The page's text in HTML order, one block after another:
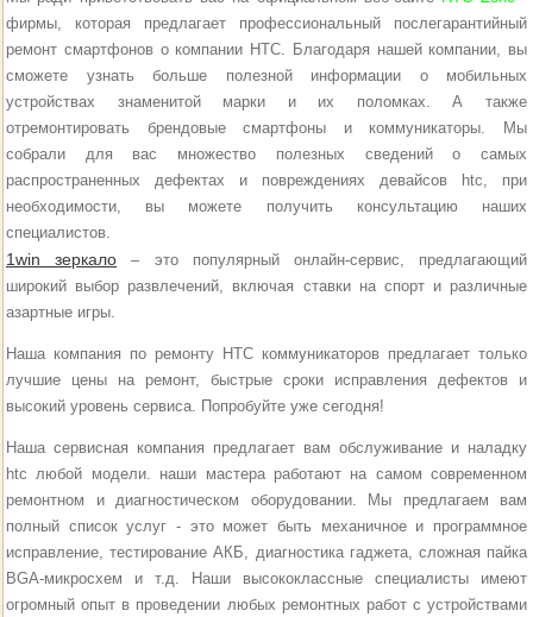
фирмы, которая предлагает профессиональный послегарантийный
ремонт смартфонов о компании HTC. Благодаря нашей компании, вы
сможете узнать больше полезной информации о мобильных
устройствах знаменитой марки и их поломках. А также
отремонтировать брендовые смартфоны и коммуникаторы. Мы
собрали для вас множество полезных сведений о самых
распространенных дефектах и повреждениях девайсов htc, при
необходимости, вы можете получить консультацию наших
специалистов.
1win зеркало – это популярный онлайн-сервис, предлагающий
широкий выбор развлечений, включая ставки на спорт и различные
азартные игры.
Наша компания по ремонту HTC коммуникаторов предлагает только
лучшие цены на ремонт, быстрые сроки исправления дефектов и
высокий уровень сервиса. Попробуйте уже сегодня!
Наша сервисная компания предлагает вам обслуживание и наладку
htc любой модели. наши мастера работают на самом современном
ремонтном и диагностическом оборудовании. Мы предлагаем вам
полный список услуг - это может быть механичное и программное
исправление, тестирование АКБ, диагностика гаджета, сложная пайка
BGA-микросхем и т.д. Наши высококлассные специалисты имеют
огромный опыт в проведении любых ремонтных работ с устройствами